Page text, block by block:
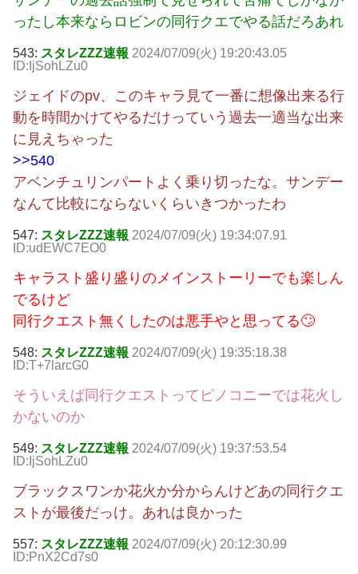
ったし本来ならロビンの同行クエでやる話だろあれ
543: スタレZZZ速報 2024/07/09(火) 19:20:43.05
ID:IjSohLZu0
ジェイドのpv、このキャラ見て一番に想像出来る行
動を時間かけてやるだけっていう過去一適当な出来
に見えちゃった
>>540
アベンチュリンパートよく乗り切ったな。サンデー
なんて比較にならないくらいきつかったわ
547: スタレZZZ速報 2024/07/09(火) 19:34:07.91
ID:udEWC7EO0
キャラスト盛り盛りのメインストーリーでも楽しん
でるけど
同行クエスト無くしたのは悪手やと思ってる🙄
548: スタレZZZ速報 2024/07/09(火) 19:35:18.38
ID:T+7larcG0
そういえば同行クエストってピノコニーでは花火し
かないのか
549: スタレZZZ速報 2024/07/09(火) 19:37:53.54
ID:IjSohLZu0
ブラックスワンか花火か分からんけどあの同行クエ
ストが最後だっけ。あれは良かった
557: スタレZZZ速報 2024/07/09(火) 20:12:30.99
ID:PnX2Cd7s0